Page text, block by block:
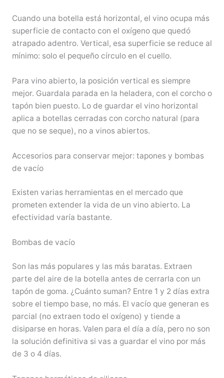
Cuando una botella está horizontal, el vino ocupa más
superficie de contacto con el oxígeno que quedó
atrapado adentro. Vertical, esa superficie se reduce al
mínimo: solo el pequeño círculo en el cuello.
Para vino abierto, la posición vertical es siempre
mejor. Guardala parada en la heladera, con el corcho o
tapón bien puesto. Lo de guardar el vino horizontal
aplica a botellas cerradas con corcho natural (para
que no se seque), no a vinos abiertos.
Accesorios para conservar mejor: tapones y bombas
de vacío
Existen varias herramientas en el mercado que
prometen extender la vida de un vino abierto. La
efectividad varía bastante.
Bombas de vacío
Son las más populares y las más baratas. Extraen
parte del aire de la botella antes de cerrarla con un
tapón de goma. ¿Cuánto suman? Entre 1 y 2 días extra
sobre el tiempo base, no más. El vacío que generan es
parcial (no extraen todo el oxígeno) y tiende a
disiparse en horas. Valen para el día a día, pero no son
la solución definitiva si vas a guardar el vino por más
de 3 o 4 días.